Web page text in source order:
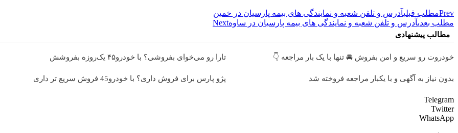
Prevمطلب قبلیآدرس و تلفن شعبه و نمایندگی های بیمه پارسیان در خمین
مطلب بعدیآدرس و تلفن شعبه و نمایندگی های بیمه پارسیان در ساوهNext
مطالب پیشنهادی
خودروت رو سریع و امن بفروش 🚘 تنها با یک بار مراجعه 👇 تارا رو می‌خوای بفروشی؟ با خودرو۴۵ یک‌روزه بفروشش
بدون نیاز به آگهی و با یکبار مراجعه فروخته شد پژو پارس برای فروش داری؟ با خودرو45 فروش سریع تر داری
Telegram
Twitter
WhatsApp